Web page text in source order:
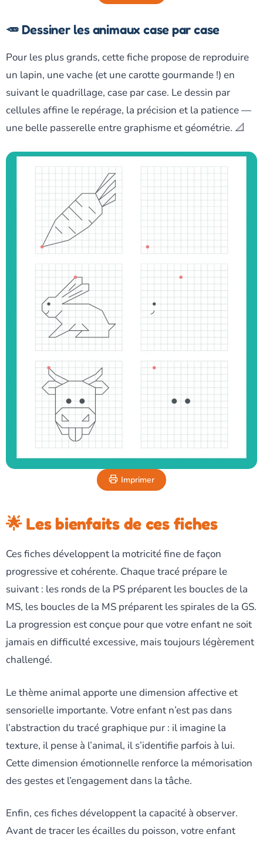
🥕 Dessiner les animaux case par case
Pour les plus grands, cette fiche propose de reproduire
un lapin, une vache (et une carotte gourmande !) en
suivant le quadrillage, case par case. Le dessin par
cellules affine le repérage, la précision et la patience —
une belle passerelle entre graphisme et géométrie. 📐
Imprimer
🌟 Les bienfaits de ces fiches
Ces fiches développent la motricité fine de façon
progressive et cohérente. Chaque tracé prépare le
suivant : les ronds de la PS préparent les boucles de la
MS, les boucles de la MS préparent les spirales de la GS.
La progression est conçue pour que votre enfant ne soit
jamais en difficulté excessive, mais toujours légèrement
challengé.
Le thème animal apporte une dimension affective et
sensorielle importante. Votre enfant n’est pas dans
l’abstraction du tracé graphique pur : il imagine la
texture, il pense à l’animal, il s’identifie parfois à lui.
Cette dimension émotionnelle renforce la mémorisation
des gestes et l’engagement dans la tâche.
Enfin, ces fiches développent la capacité à observer.
Avant de tracer les écailles du poisson, votre enfant